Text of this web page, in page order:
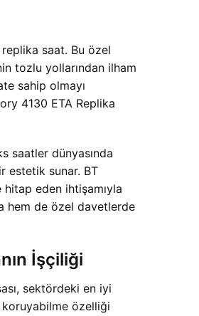
saat. Bu özel
tozlu yollarından ilham
sahip olmayı
4130 ETA Replika
saatler dünyasında
estetik sunar. BT
eden ihtişamıyla
hem de özel davetlerde
İşçiliği
sektördeki en iyi
koruyabilme özelliği